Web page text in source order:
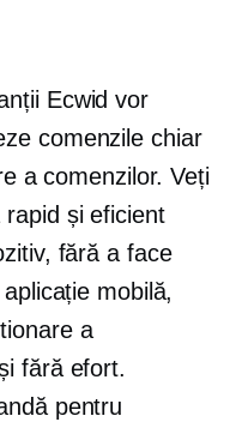
Ecwid vor
comenzile chiar
a comenzilor. Veți
și eficient
fără a face
mobilă,
a
fără efort.
pentru